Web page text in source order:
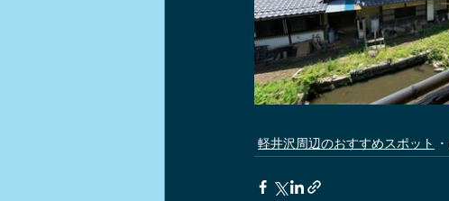
軽井沢周辺のおすすめスポット